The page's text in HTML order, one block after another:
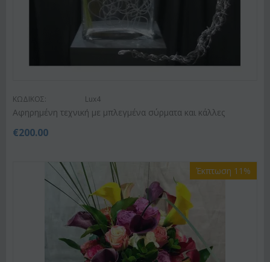
ΚΩΔΙΚΟΣ: Lux4
Αφηρημένη τεχνική με μπλεγμένα σύρματα και κάλλες
€200.00
Έκπτωση 11%